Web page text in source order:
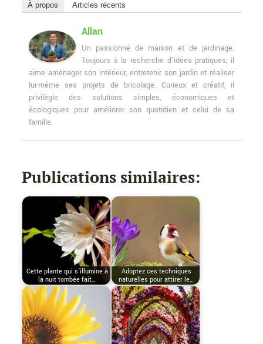
À propos Articles récents
Allan
Un passionné de maison et de jardinage.
Toujours à la recherche d’idées pratiques, il
aime aménager son intérieur, entretenir son jardin et réaliser
lui-même ses projets de bricolage. Curieux et créatif, il
privilégie des solutions simples, économiques et
écologiques pour améliorer son quotidien et celui de sa
famille.
Publications similaires:
Cette plante qui s’illumine à
la nuit tombée fait…
Adoptez ces techniques
naturelles pour attirer le…